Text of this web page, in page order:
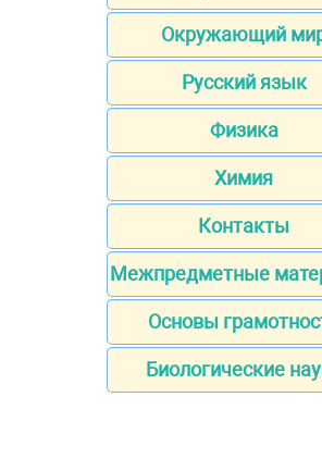
Окружающий
Русский язык
Физика
Химия
Контакты
Межпредметные
Основы
Биологические